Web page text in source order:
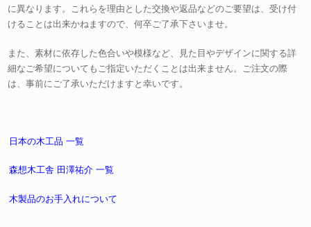
に異なります。これらを理由とした交換や返品などのご要望は、受け付
けることは出来かねますので、何卒ご了承下さいませ。
また、素材に依存した色合いや模様など、見た目やデザインに関する詳
細なご希望についてもご指定いただくことは出来ません。ご注文の際
は、事前にご了承いただけますと幸いです。
日本の木工品 一覧
森想木工舎 田澤祐介 一覧
木製品のお手入れについて